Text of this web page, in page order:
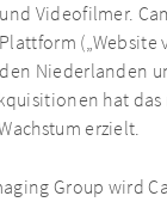
Videofilmer.
(„Website
Niederlanden
hat
erzielt.
Group wird